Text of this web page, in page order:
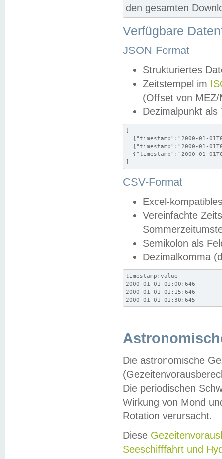
den gesamten
Verfügbare
JSON-Format
Strukturiertes
Zeitstempel im
(Offset von MEZ/
Dezimalpunkt als
[
{"timestamp":"2000-01-
{"timestamp":"2000-01-
{"timestamp":"2000-01-
]
CSV-Format
Excel-
Vereinfachte
Semikolon als
Dezimalkomma
timestamp;value
2000-01-01 01:00;646
2000-01-01 01:15;646
2000-01-01 01:30;645
Die astronomische
Die periodischen
Wirkung von Mond
Rotation verursacht.
Diese
Seeschifffahrt und